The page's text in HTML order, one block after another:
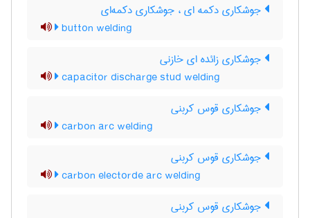
جوشکاری دکمه ای ، جوشکاری دکمه‌ای
button welding
جوشکاری زائده ای خازنی
capacitor discharge stud welding
جوشکاری قوس کربنی
carbon arc welding
جوشکاری قوس کربنی
carbon electorde arc welding
جوشکاری قوس کربنی